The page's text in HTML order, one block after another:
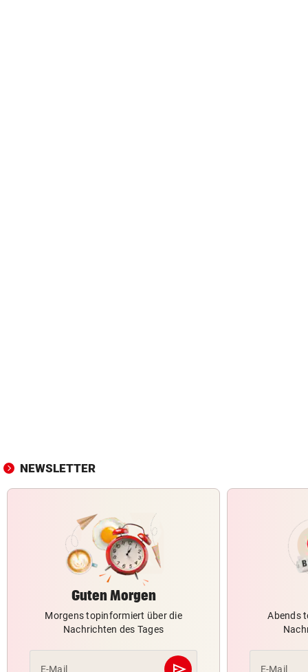
NEWSLETTER
Guten Morgen
Morgens topinformiert über die
Nachrichten des Tages
E-Mail
Abends
E-Mail